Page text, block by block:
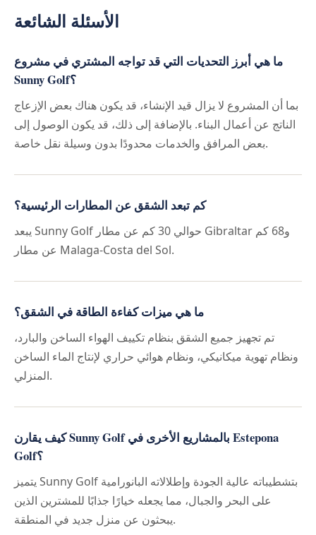
الأسئلة الشائعة
ما هي أبرز التحديات التي قد تواجه المشتري في مشروع
Sunny Golf؟
بما أن المشروع لا يزال قيد الإنشاء، قد يكون هناك بعض الإزعاج
الناتج عن أعمال البناء. بالإضافة إلى ذلك، قد يكون الوصول إلى
بعض المرافق والخدمات محدودًا بدون وسيلة نقل خاصة.
كم تبعد الشقق عن المطارات الرئيسية؟
يبعد Sunny Golf حوالي 30 كم عن مطار Gibraltar و68 كم
عن مطار Malaga-Costa del Sol.
ما هي ميزات كفاءة الطاقة في الشقق؟
تم تجهيز جميع الشقق بنظام تكييف الهواء الساخن والبارد،
ونظام تهوية ميكانيكي، ونظام هوائي حراري لإنتاج الماء الساخن
المنزلي.
كيف يقارن Sunny Golf بالمشاريع الأخرى في Estepona
Golf؟
يتميز Sunny Golf بتشطيباته عالية الجودة وإطلالاته البانورامية
على البحر والجبال، مما يجعله خيارًا جذابًا للمشترين الذين
يبحثون عن منزل جديد في المنطقة.